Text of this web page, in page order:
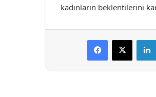
kadınların beklentilerini
Facebook
X